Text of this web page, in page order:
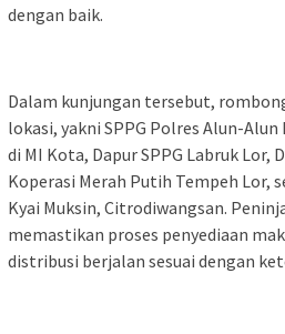
dengan baik.
Dalam kunjungan tersebut,
lokasi, yakni SPPG Polres Alun-
di MI Kota, Dapur SPPG Labruk Lor,
Koperasi Merah Putih Tempeh Lor,
Kyai Muksin, Citrodiwangsan.
memastikan proses penyediaan
distribusi berjalan sesuai dengan